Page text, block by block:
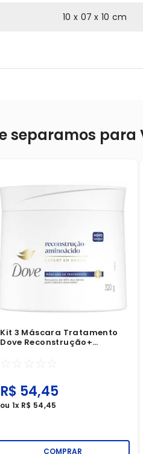
10 x 07 x 10 cm
separamos para
Kit 3 Máscara Tratamento
Dove Reconstrução+
☆ ☆ ☆ ☆ ☆
R$ 54,45
ou1x R$ 54,45
COMPRAR